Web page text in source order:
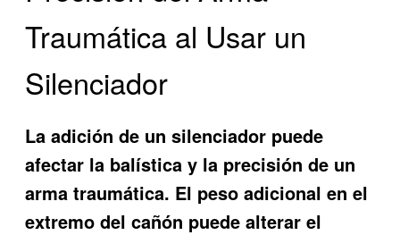
Traumática al Usar un
Silenciador
La adición de un silenciador puede
afectar la balística y la precisión de un
arma traumática. El peso adicional en el
extremo del cañón puede alterar el